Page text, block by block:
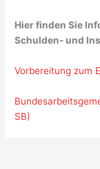
Hier finden Sie
Schulden- und
Vorbereitung zum
SB)